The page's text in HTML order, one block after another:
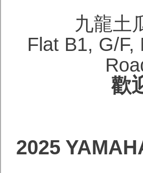
九龍土
Flat B1, G/F,
歡
2025